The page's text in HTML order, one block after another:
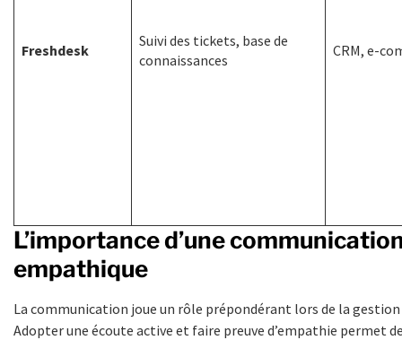
Freshdesk
Suivi des tickets, base de
connaissances
CRM, e-
L’importance d’une
empathique
La communication joue un rôle prépondérant lors de la
Adopter une écoute active et faire preuve d’empathie permet